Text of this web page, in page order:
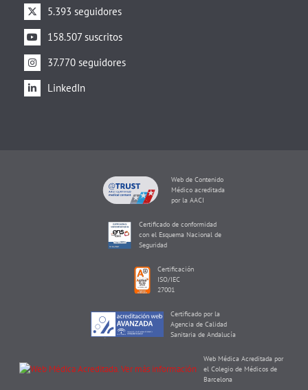
5.393 seguidores
158.507 suscritos
37.770 seguidores
LinkedIn
Web de Contenido
Médico acreditada
por la AACI
Certificado de conformidad
con el Esquema Nacional de
Seguridad
Certificación
ISO/IEC
27001
Certificado por la
Agencia de Calidad
Sanitaria de Andalucía
Web Médica Acreditada por
el Colegio de Médicos de
Barcelona